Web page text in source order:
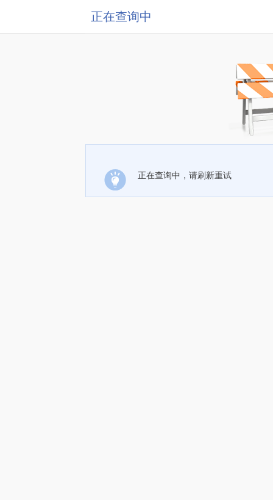
正在查询中
正在查询中，请刷新重试